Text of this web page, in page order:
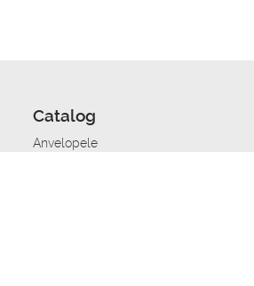
Catalog
Anvelopele